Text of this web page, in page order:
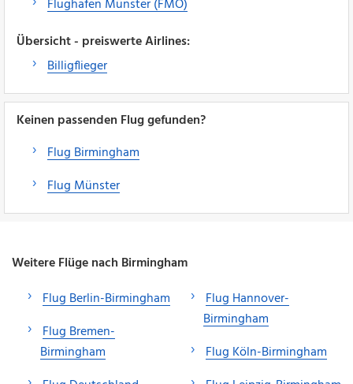
Flughafen Münster (FMO)
Übersicht - preiswerte Airlines:
Billigflieger
Keinen passenden Flug gefunden?
Flug Birmingham
Flug Münster
Weitere Flüge nach Birmingham
Flug Berlin-Birmingham
Flug Bremen-
Birmingham
Flug Hannover-
Birmingham
Flug Köln-Birmingham